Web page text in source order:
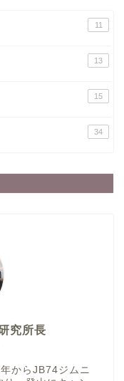
11
13
15
34
究所長
からJB74ジムニ